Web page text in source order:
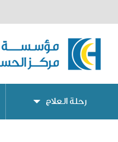
رحلة العلاج